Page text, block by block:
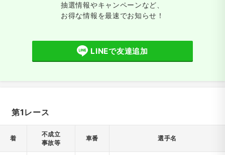
抽選情報やキャンペーンなど、
お得な情報を最速でお知らせ！
LINEで友達追加
第1レース
着
不成立
事故等
車番 選手名